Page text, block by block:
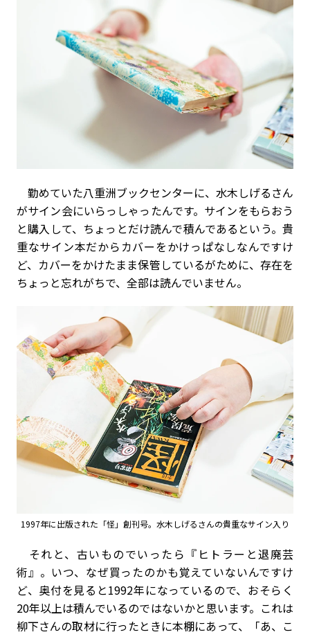
勤めていた八重洲ブックセンターに、水木しげるさん
がサイン会にいらっしゃったんです。サインをもらおう
と購入して、ちょっとだけ読んで積んであるという。貴
重なサイン本だからカバーをかけっぱなしなんですけ
ど、カバーをかけたまま保管しているがために、存在を
ちょっと忘れがちで、全部は読んでいません。
1997年に出版された「怪」創刊号。水木しげるさんの貴重なサイン入り
それと、古いものでいったら『ヒトラーと退廃芸
術』。いつ、なぜ買ったのかも覚えていないんですけ
ど、奥付を見ると1992年になっているので、おそらく
20年以上は積んでいるのではないかと思います。これは
柳下さんの取材に行ったときに本棚にあって、「あ、こ